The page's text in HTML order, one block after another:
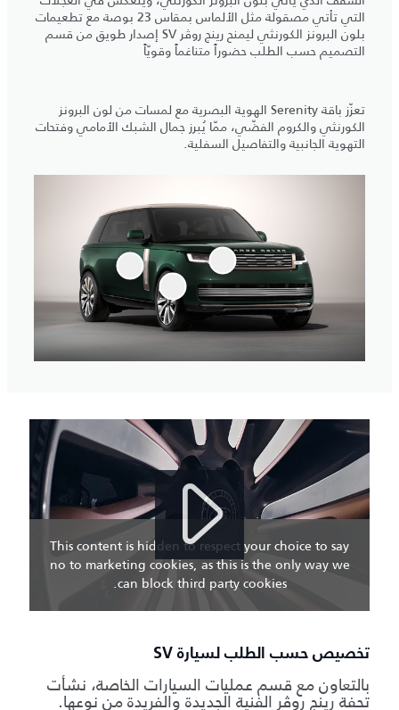
التي تأتي مصقولة مثل الألماس بمقاس 23 بوصة مع تطعيمات
بلون البرونز الكورنثي ليمنح رينج روڤر SV إصدار طويق من قسم
التصميم حسب الطلب حضوراً متناغماً وقويّاً
تعزّز باقة Serenity الهوية البصرية مع لمسات من لون البرونز
الكورنثي والكروم الفضّي، ممّا يُبرز جمال الشبك الأمامي وفتحات
التهوية الجانبية والتفاصيل السفلية.
تخصيص حسب الطلب لسيارة SV
بالتعاون مع قسم عمليات السيارات الخاصة، نشأت
تحفة رينج روڤر الفنية الجديدة والفريدة من نوعها.
This content is hidden to respect your choice to say
no to marketing cookies, as this is the only way we
can block third party cookies.